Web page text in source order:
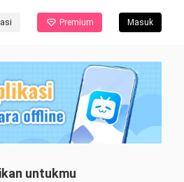
Premium Masuk
untukmu